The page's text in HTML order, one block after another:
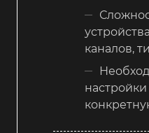
каналов,